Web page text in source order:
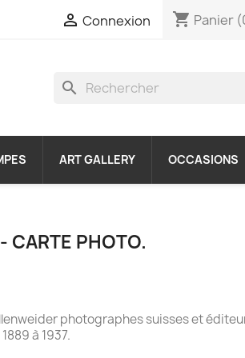
 Connexion shopping_cart Panier
search
ART GALLERY OCCASIONS
CARTE PHOTO.
photographes suisses et
à 1937.